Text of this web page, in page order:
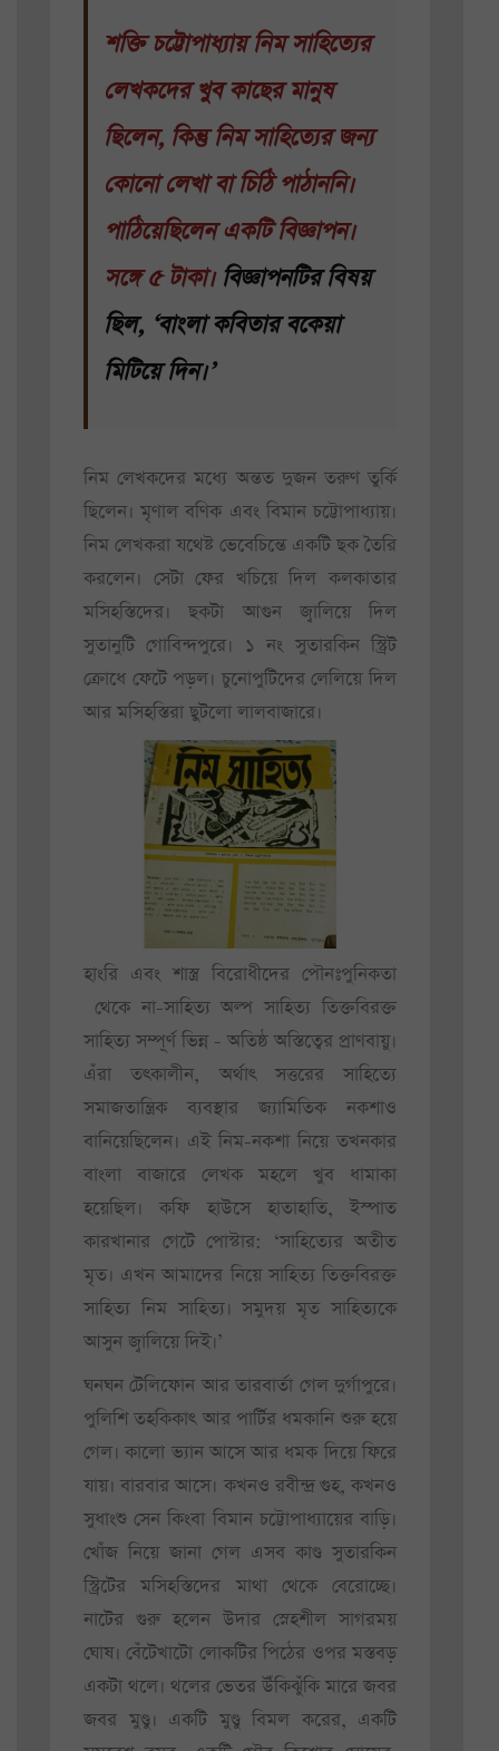
শক্তি চট্টোপাধ্যায় নিম সাহিত্যের
লেখকদের খুব কাছের মানুষ
ছিলেন, কিন্তু নিম সাহিত্যের জন্য
কোনো লেখা বা চিঠি পাঠাননি।
পাঠিয়েছিলেন একটি বিজ্ঞাপন।
সঙ্গে ৫ টাকা। বিজ্ঞাপনটির বিষয়
ছিল, ‘বাংলা কবিতার বকেয়া
মিটিয়ে দিন।’
নিম লেখকদের মধ্যে অন্তত দুজন তরুণ তুর্কি
ছিলেন। মৃণাল বণিক এবং বিমান চট্টোপাধ্যায়।
নিম লেখকরা যথেষ্ট ভেবেচিন্তে একটি ছক তৈরি
করলেন। সেটা ফের খচিয়ে দিল কলকাতার
মসিহস্তিদের। ছকটা আগুন জ্বালিয়ে দিল
সুতানুটি গোবিন্দপুরে। ১ নং সুতারকিন স্ট্রিট
ক্রোধে ফেটে পড়ল। চুনোপুটিদের লেলিয়ে দিল
আর মসিহস্তিরা ছুটলো লালবাজারে।
হাংরি এবং শাস্ত্র বিরোধীদের পৌনঃপুনিকতা
থেকে না-সাহিত্য অল্প সাহিত্য তিক্তবিরক্ত
সাহিত্য সম্পূর্ণ ভিন্ন - অতিষ্ঠ অস্তিত্বের প্রাণবায়ু।
এঁরা তৎকালীন, অর্থাৎ সত্তরের সাহিত্যে
সমাজতান্ত্রিক ব্যবস্থার জ্যামিতিক নকশাও
বানিয়েছিলেন। এই নিম-নকশা নিয়ে তখনকার
বাংলা বাজারে লেখক মহলে খুব ধামাকা
হয়েছিল। কফি হাউসে হাতাহাতি, ইস্পাত
কারখানার গেটে পোস্টার: ‘সাহিত্যের অতীত
মৃত। এখন আমাদের নিয়ে সাহিত্য তিক্তবিরক্ত
সাহিত্য নিম সাহিত্য। সমুদয় মৃত সাহিত্যকে
আসুন জ্বালিয়ে দিই।’
ঘনঘন টেলিফোন আর তারবার্তা গেল দুর্গাপুরে।
পুলিশি তহকিকাৎ আর পার্টির ধমকানি শুরু হয়ে
গেল। কালো ভ্যান আসে আর ধমক দিয়ে ফিরে
যায়। বারবার আসে। কখনও রবীন্দ্র গুহ, কখনও
সুধাংশু সেন কিংবা বিমান চট্টোপাধ্যায়ের বাড়ি।
খোঁজ নিয়ে জানা গেল এসব কাণ্ড সুতারকিন
স্ট্রিটের মসিহস্তিদের মাথা থেকে বেরোচ্ছে।
নাটের গুরু হলেন উদার স্নেহশীল সাগরময়
ঘোষ। বেঁটেখাটো লোকটির পিঠের ওপর মস্তবড়
একটা থলে। থলের ভেতর উঁকিঝুঁকি মারে জবর
জবর মুণ্ডু। একটি মুণ্ডু বিমল করের, একটি